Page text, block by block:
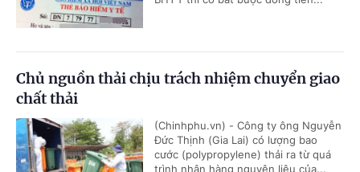
Chủ nguồn thải chịu trách nhiệm chuyển giao
chất thải
(Chinhphu.vn) - Công ty ông Nguyễn
Đức Thịnh (Gia Lai) có lượng bao
cước (polypropylene) thải ra từ quá
trình nhận hàng nguyên liệu của...